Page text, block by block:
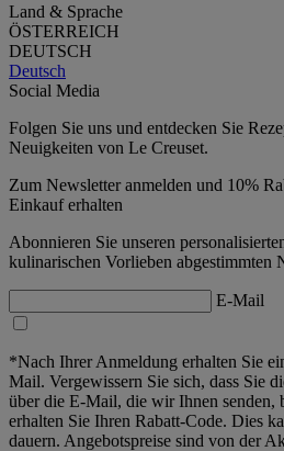
Land & Sprache
ÖSTERREICH
DEUTSCH
Deutsch
Social Media
Folgen Sie uns und entdecken Sie
Neuigkeiten von Le Creuset.
Zum Newsletter anmelden und 10%
Einkauf erhalten
Abonnieren Sie unseren
kulinarischen Vorlieben abgestimmten
E-Mail
*Nach Ihrer Anmeldung erhalten Sie
Mail. Vergewissern Sie sich, dass Sie
über die E-Mail, die wir Ihnen senden,
erhalten Sie Ihren Rabatt-Code. Dies
dauern. Angebotspreise sind von der